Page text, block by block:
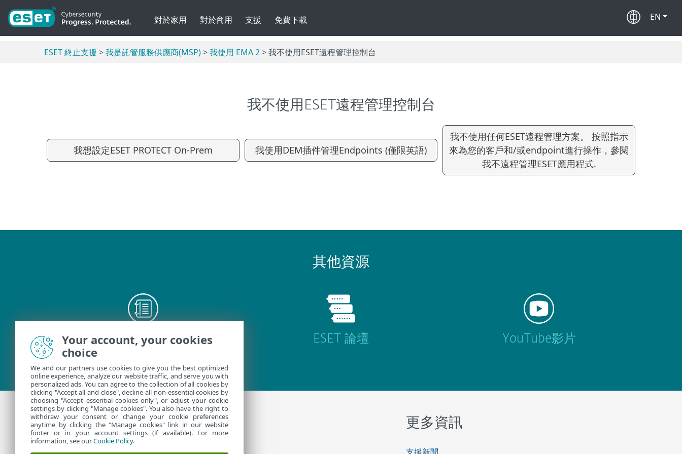
對於家用 對於商用 支援 免費下載 EN
ESET 終止支援 >我是託管服務供應商(MSP)>我使用 EMA 2> 我不使用ESET遠程管理控制台
我不使用ESET遠程管理控制台
我想設定ESET PROTECT On-Prem 我使用DEM插件管理Endpoints (僅限英語)
我不使用任何ESET遠程管理方案。 按照指示
來為您的客戶和/或endpoint進行操作，參閱
我不遠程管理ESET應用程式.
其他資源
用戶指南 ESET 論壇 YouTube影片
需要進一步協助嗎？ 更多資訊
Your account, your cookies
choice
We and our partners use cookies to give you the best optimized
online experience, analyze our website traffic, and serve you with
personalized ads. You can agree to the collection of all cookies by
clicking "Accept all and close", decline all non-essential cookies by
choosing "Accept essential cookies only", or adjust your cookie
settings by clicking "Manage cookies". You also have the right to
withdraw your consent or change your cookie preferences
anytime by clicking the "Manage cookies" link in our website
footer or in your account settings (if available). For more
information, see ourCookie Policy.